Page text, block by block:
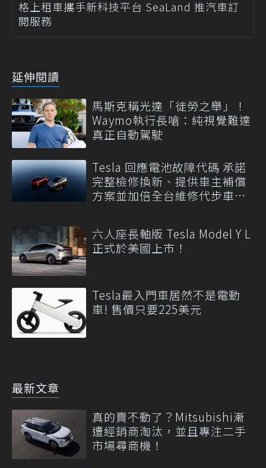
格上租車攜手新科技平台 SeaLand 推汽車訂
閱服務
延伸閱讀
馬斯克稱光達「徒勞之舉」！
Waymo執行長嗆：純視覺難達
真正自動駕駛
Tesla 回應電池故障代碼 承諾
完整檢修換新、提供車主補償
方案並加倍全台維修代步車數
六人座長軸版 Tesla Model Y L
正式於美國上市！
Tesla最入門車居然不是電動
車! 售價只要225美元
最新文章
真的賣不動了？Mitsubishi漸
遭經銷商淘汰，並且專注二手
市場尋商機！